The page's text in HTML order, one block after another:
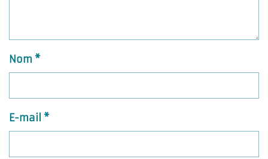
Nom *
E-mail *